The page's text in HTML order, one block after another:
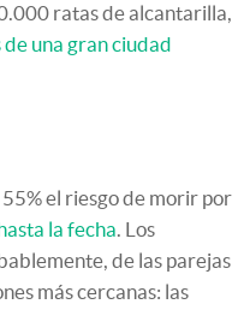
ratas de alcantarilla,
una gran ciudad
el riesgo de morir por
la fecha. Los
de las parejas
más cercanas: las